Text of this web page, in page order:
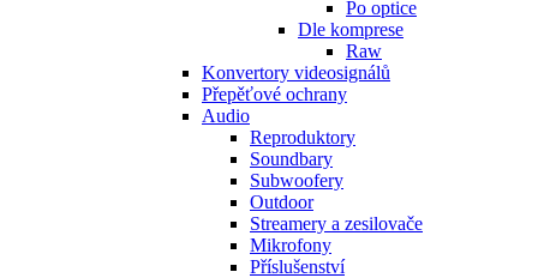
Po optice
Dle komprese
Raw
Konvertory videosignálů
Přepěťové ochrany
Audio
Reproduktory
Soundbary
Subwoofery
Outdoor
Streamery a zesilovače
Mikrofony
Příslušenství